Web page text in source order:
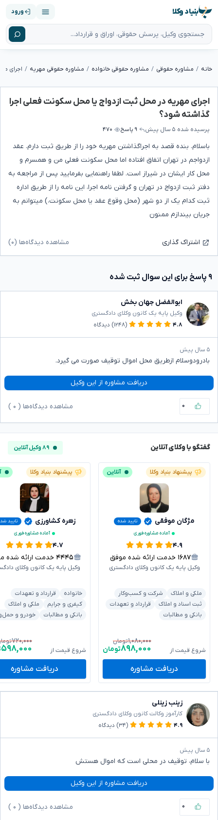
بنیاد وکلا ورود
خانه مشاوره حقوقی مشاوره حقوقی خانواده مشاوره حقوقی مهریه
اجرای مهریه در محل ثبت ازدواج یا محل سکونت فعلی اجرا
گذاشته شود؟
پرسیده شده ۵ سال پیش ۹ پاسخ ۴۷۰
باسلام. بنده قصد به اجراگذاشتن مهریه خود را از طریق ثبت دارم. عقد
ازدواجم در تهران اتفاق افتاده اما محل سکونت فعلی من و همسرم و
محل کار ایشان در شیراز است. لطفا راهنمایی بفرمایید پس از مراجعه به
دفتر ثبت ازدواج در تهران و گرفتن نامه اجرا، این نامه را از طریق اداره
ثبت کدام یک از دو شهر (محل وقوع عقد یا محل سکونت،) میتوانم به
جریان بیندازم ممنون
اشتراک گذاری مشاهده دیدگاه‌ها (۰)
۹ پاسخ برای این سوال ثبت شده
ابوالفضل جهان بخش
وکیل پایه یک کانون وکلای دادگستری
۴.۸
(۱۲۴۸) دیدگاه
۵ سال پیش
بادرودوسلام ازطریق محل اموال توقیف صورت می گیرد.
دریافت مشاوره از این وکیل
۰ مشاهده دیدگاه‌ها ( ۰
گفتگو با وکلای آنلاین ۸۹ وکیل آنلاین
پیشنهاد بنیاد وکلا آنلاین
مژگان موفقی
تایید شده
آماده مشاوره فوری
۴.۹
۱۶۸۷ خدمت ارائه شده موفق
وکیل پایه یک کانون وکلای دادگستری
ملکی و املاک
شرکت و کسب‌وکار
ثبت اسناد و املاک
قرارداد و تعهدات
بانکی و مطالبات
شروع قیمت از
۱,۰۸۰,۰۰۰تومان
۸۹۸,۰۰۰تومان
دریافت مشاوره
پیشنهاد بنیاد وکلا
زهره کشاورزی
تایید
آماده مشاوره فوری
۴.۷
۴۴۴۵ خدمت ارائه شده موفق
وکیل پایه یک کانون وکلای
خانواده
قرارداد و تعهدات
کیفری و جرایم
ملکی و املاک
بانکی و مطالبات
خودرو و
شروع قیمت از
۷۲۰,۰۰۰
۵۹۸,۰۰۰
دریافت مشاوره
زینب زینلی
کارآموز وکالت کانون وکلای دادگستری
۴.۹
(۳۴) دیدگاه
۵ سال پیش
با سلام، توقیف در محلی است که اموال هستش
دریافت مشاوره از این وکیل
۰ مشاهده دیدگاه‌ها ( ۰